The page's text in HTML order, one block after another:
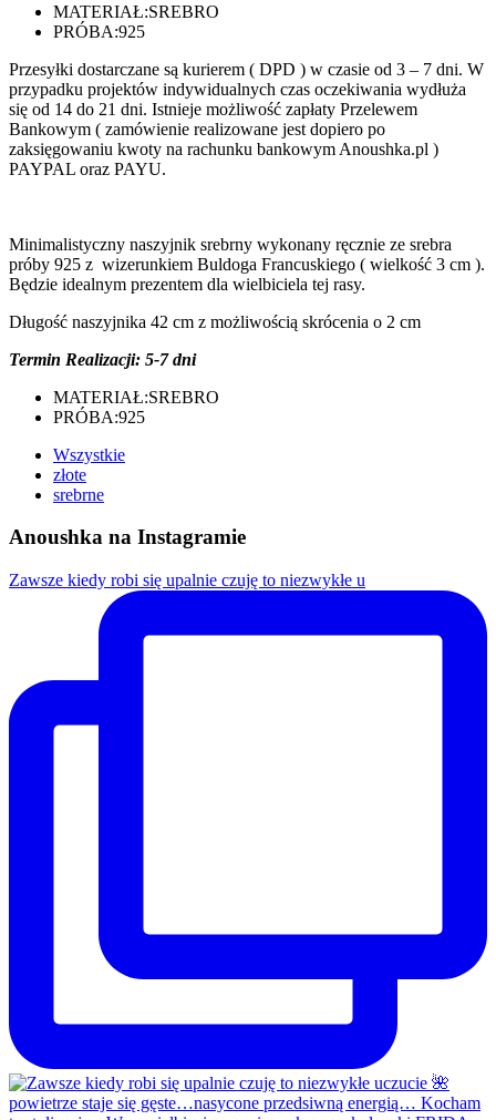
MATERIAŁ:SREBRO
PRÓBA:925
Przesyłki dostarczane są kurierem ( DPD ) w czasie od 3 – 7 dni. W
przypadku projektów indywidualnych czas oczekiwania wydłuża
się od 14 do 21 dni. Istnieje możliwość zapłaty Przelewem
Bankowym ( zamówienie realizowane jest dopiero po
zaksięgowaniu kwoty na rachunku bankowym Anoushka.pl )
PAYPAL oraz PAYU.
Minimalistyczny naszyjnik srebrny wykonany ręcznie ze srebra
próby 925 z wizerunkiem Buldoga Francuskiego ( wielkość 3 cm ).
Będzie idealnym prezentem dla wielbiciela tej rasy.
Długość naszyjnika 42 cm z możliwością skrócenia o 2 cm
Termin Realizacji: 5-7 dni
MATERIAŁ:SREBRO
PRÓBA:925
Wszystkie
złote
srebrne
Anoushka na Instagramie
Zawsze kiedy robi się upalnie czuję to niezwykłe u